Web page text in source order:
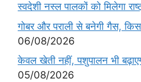
स्वदेशी नस्ल पालकों को मिलेगा
गोबर और पराली से बनेगी गैस,
06/08/2026
केवल खेती नहीं, पशुपालन भी
05/08/2026